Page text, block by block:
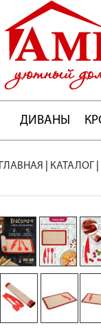
ДИВАНЫ
ГЛАВНАЯ КАТАЛОГ